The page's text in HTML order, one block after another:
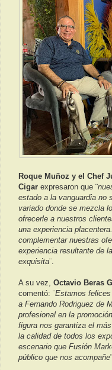
Roque Muñoz y el Chef
Cigar expresaron que ¨
estado a la vanguardia no
variado donde se mezcla
ofrecerle a nuestros
una experiencia
complementar nuestras
experiencia resultante de
exquisita¨.
A su vez, Octavio Beras
comentó: ¨Estamos
a Fernando Rodriguez de
profesional en la
figura nos garantiza el
la calidad de todos los
escenario que Fusión
público que nos acompañe